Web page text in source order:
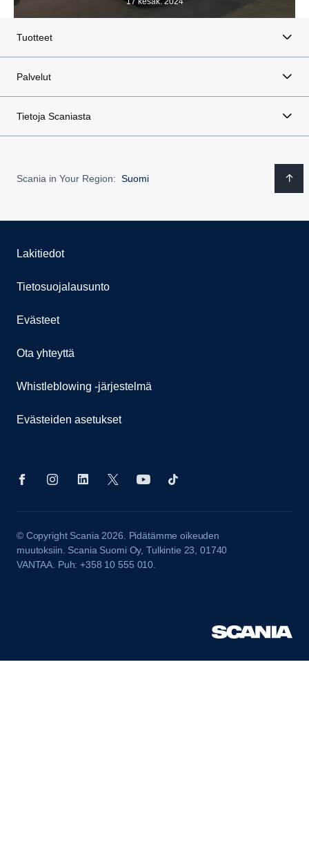
Tuotteet
Palvelut
Tietoja Scaniasta
Scania in Your Region: Suomi
Lakitiedot
Tietosuojalausunto
Evästeet
Ota yhteyttä
Whistleblowing -järjestelmä
Evästeiden asetukset
© Copyright Scania 2026. Pidätämme oikeuden
muutoksiin. Scania Suomi Oy, Tulkintie 23, 01740
VANTAA. Puh: +358 10 555 010.